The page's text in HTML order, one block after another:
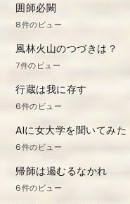
囲師必闕
8件のビュー
風林火山のつづきは？
7件のビュー
行蔵は我に存す
6件のビュー
AIに女大学を聞いてみた
6件のビュー
帰師は遏むるなかれ
6件のビュー